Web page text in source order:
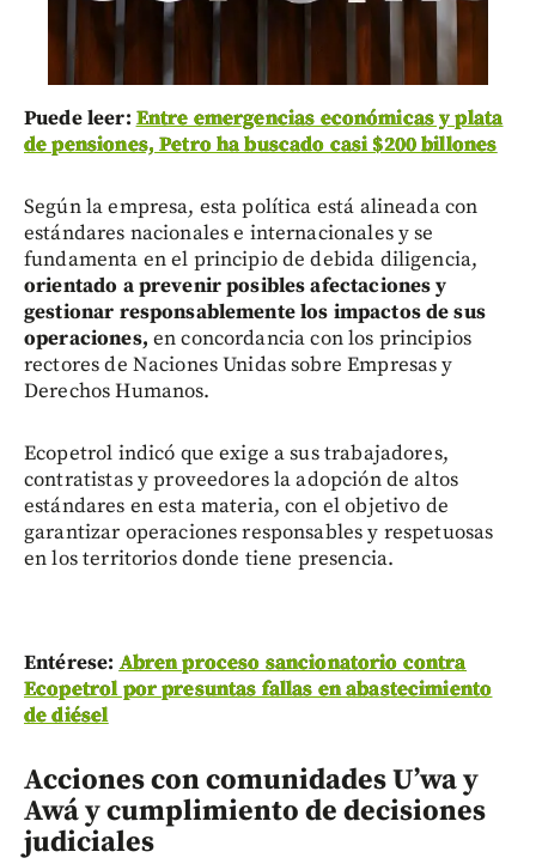
Puede leer: Entre emergencias económicas y plata
de pensiones, Petro ha buscado casi $200 billones
Según la empresa, esta política está alineada con
estándares nacionales e internacionales y se
fundamenta en el principio de debida diligencia,
orientado a prevenir posibles afectaciones y
gestionar responsablemente los impactos de sus
operaciones, en concordancia con los principios
rectores de Naciones Unidas sobre Empresas y
Derechos Humanos.
Ecopetrol indicó que exige a sus trabajadores,
contratistas y proveedores la adopción de altos
estándares en esta materia, con el objetivo de
garantizar operaciones responsables y respetuosas
en los territorios donde tiene presencia.
Entérese: Abren proceso sancionatorio contra
Ecopetrol por presuntas fallas en abastecimiento
de diésel
Acciones con comunidades U’wa y
Awá y cumplimiento de decisiones
judiciales